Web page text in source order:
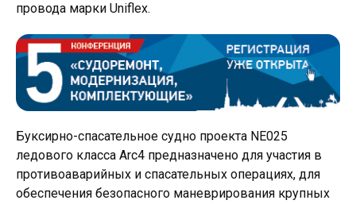
провода марки Uniflex.
Буксирно-спасательное судно проекта NE025
ледового класса Arc4 предназначено для участия в
противоаварийных и спасательных операциях, для
обеспечения безопасного маневрирования крупных